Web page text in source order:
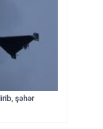
şəhər